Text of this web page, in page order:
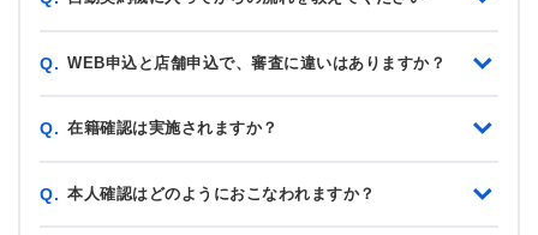
Q. WEB申込と店舗申込で、審査に違いはありますか？
Q. 在籍確認は実施されますか？
Q. 本人確認はどのようにおこなわれますか？